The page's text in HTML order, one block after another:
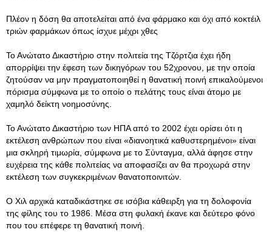
Πλέον η δόση θα αποτελείται από ένα φάρμακο και όχι από κοκτέιλ
τριών φαρμάκων όπως ίσχυε μέχρι χθες
Το Ανώτατο Δικαστήριο στην πολιτεία της Τζόρτζια έχει ήδη
απορρίψει την έφεση των δικηγόρων του 52χρονου, με την οποία
ζητούσαν να μην πραγματοποιηθεί η θανατική ποινή επικαλούμενοι
πόρισμα σύμφωνα με το οποίο ο πελάτης τους είναι άτομο με
χαμηλό δείκτη νοημοσύνης.
Το Ανώτατο Δικαστήριο των ΗΠΑ από το 2002 έχει ορίσει ότι η
εκτέλεση ανθρώπων που είναι «διανοητικά καθυστερημένοι» είναι
μια σκληρή τιμωρία, σύμφωνα με το Σύνταγμα, αλλά άφησε στην
ευχέρεια της κάθε πολιτείας να αποφασίζει αν θα προχωρά στην
εκτέλεση των συγκεκριμένων θανατοποινιτών.
Ο Χιλ αρχικά καταδικάστηκε σε ισόβια κάθειρξη για τη δολοφονία
της φίλης του το 1986. Μέσα στη φυλακή έκανε και δεύτερο φόνο
που του επέφερε τη θανατική ποινή.